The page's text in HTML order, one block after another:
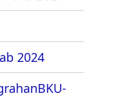
2024